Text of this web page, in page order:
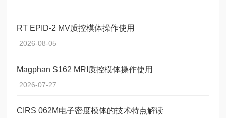
RT EPID-2 MV质控模体操作使用
2026-08-05
Magphan S162 MRI质控模体操作使用
2026-07-27
CIRS 062M电子密度模体的技术特点解读